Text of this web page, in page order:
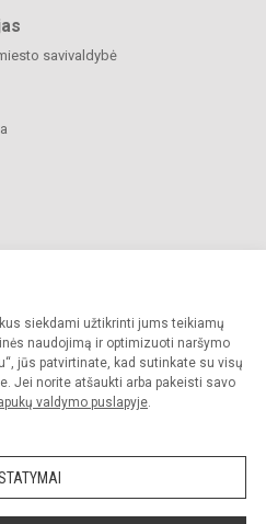
siekdami užtikrinti jums teikiamų
naudojimą ir optimizuoti naršymo
jūs patvirtinate, kad sutinkate su visų
Jei norite atšaukti arba pakeisti savo
valdymo puslapyje.
savivaldybė
Visos teisės saugomos.
sutikimo griežtai draudžiama.
Slapukų valdymas